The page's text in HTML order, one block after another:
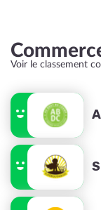
Voir le classement